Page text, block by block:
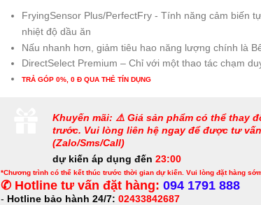
FryingSensor Plus/PerfectFry - Tính năng cảm biến
nhiệt độ dầu ăn
Nấu nhanh hơn, giảm tiêu hao năng lượng chính là
DirectSelect Premium – Chỉ với một thao tác chạm
TRẢ GÓP 0%, 0 Đ QUA THẺ TÍN DỤNG
Khuyến mãi: ⚠️ Giá sản phẩm có thể thay
trước. Vui lòng liên hệ ngay để được tư
(Zalo/Sms/Call)
dự kiến áp dụng đến23:00
*Chương trình có thể kết thúc trước thời gian dự kiến. Vui lòng đặt hàng
✆ Hotline tư vấn đặt hàng: 094 1791 888
- Hotline bảo hành 24/7: 02433842687